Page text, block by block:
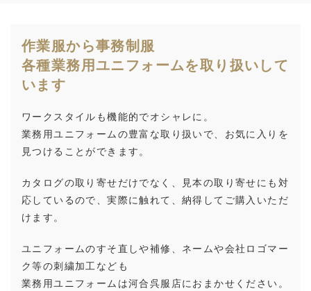
作業服から事務制服
各種業務用ユニフォームを取り扱いして
います
ワークスタイルも機能的でオシャレに。
業務用ユニフォームの豊富な取り扱いで、お気に入りを
見つけることができます。
カタログの取り寄せだけでなく、見本の取り寄せにも対
応しているので、実際に触れて、納得してご購入いただ
けます。
ユニフォームのすそ直しや補修、ネームや会社ロゴマー
ク等の刺繍加工なども
業務用ユニフォームは河合呉服店におまかせください。